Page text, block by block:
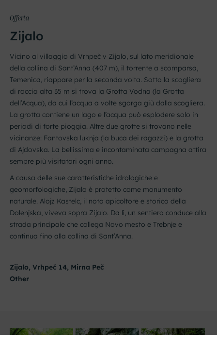
Offerta
Zijalo
Vicino al villaggio di Vrhpeč v Zijalo, sul lato meridionale
della collina di Sant’Anna (407 m), il torrente a scomparsa,
Temenica, riappare per la seconda volta. Sotto la scogliera
di roccia alta 35 m si trova la Grotta Vodna (la Grotta
dell’Acqua), da cui l’acqua a volte sgorga giù dalla scogliera.
La grotta contiene un lago e l’acqua può esplodere solo in
periodi di forte pioggia. Altre due grotte si trovano nelle
vicinanze: Fantovska luknja (la buca dei ragazzi) e la grotta
di Ajdovska. La bellissima e incontaminata campagna attira
sempre più visitatori ogni anno.
A causa delle sue caratteristiche idrologiche e
geomorfologiche, Zijalo è protetto come monumento
naturale. Alojz Kastelc, il noto apicoltore e storico della
Dolenjska, viveva sopra Zijalo. Da lì, un sentiero conduce alla
strada principale che collega Novo mesto e Trebnje e
continua fino alla collina di Sant’Anna.
Zijalo, Vrhpeč 14, Mirna Peč
Other